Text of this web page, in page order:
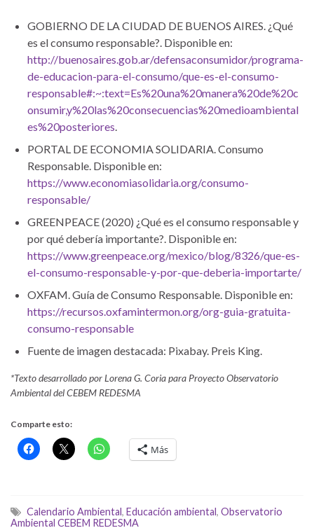
GOBIERNO DE LA CIUDAD DE BUENOS AIRES. ¿Qué
es el consumo responsable?. Disponible en:
http://buenosaires.gob.ar/defensaconsumidor/programa-
de-educacion-para-el-consumo/que-es-el-consumo-
responsable#:~:text=Es%20una%20manera%20de%20c
onsumir,y%20las%20consecuencias%20medioambiental
es%20posteriores
PORTAL DE ECONOMIA SOLIDARIA. Consumo
Responsable. Disponible en:
https://www.economiasolidaria.org/consumo-
responsable/
GREENPEACE (2020) ¿Qué es el consumo responsable y
por qué debería importante?. Disponible en:
https://www.greenpeace.org/mexico/blog/8326/que-es-
el-consumo-responsable-y-por-que-deberia-importarte/
OXFAM. Guía de Consumo Responsable. Disponible en:
https://recursos.oxfamintermon.org/org-guia-gratuita-
consumo-responsable
Fuente de imagen destacada: Pixabay. Preis King.
*Texto desarrollado por Lorena G. Coria para Proyecto Observatorio
Ambiental del CEBEM REDESMA
Comparte esto:
Más
Calendario Ambiental, Educación ambiental, Observatorio
Ambiental CEBEM REDESMA